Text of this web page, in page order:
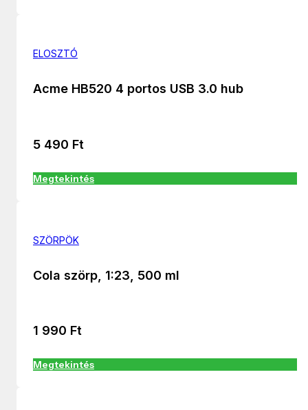
ELOSZTÓ
Acme HB520 4 portos USB 3.0 hub
5 490 Ft
Megtekintés
SZÖRPÖK
Cola szörp, 1:23, 500 ml
1 990 Ft
Megtekintés